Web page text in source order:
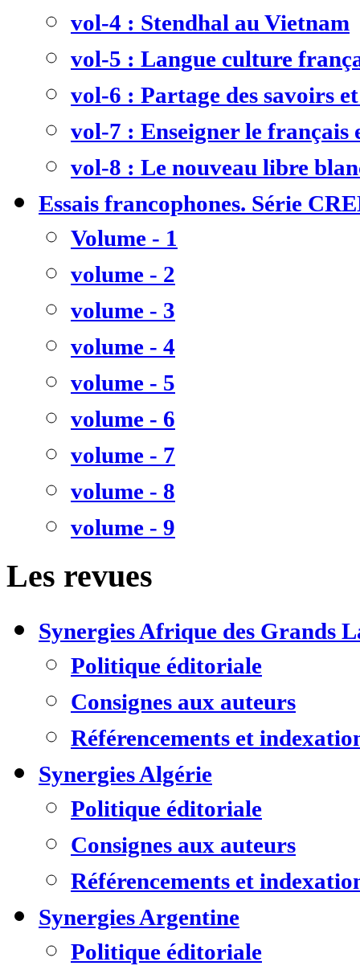
vol-4 : Stendhal au Vietnam
vol-5 : Langue culture
vol-6 : Partage des savoirs
vol-7 : Enseigner le
vol-8 : Le nouveau libre
Essais francophones. Série
Volume - 1
volume - 2
volume - 3
volume - 4
volume - 5
volume - 6
volume - 7
volume - 8
volume - 9
Les revues
Synergies Afrique des Grands
Politique éditoriale
Consignes aux auteurs
Référencements et
Synergies Algérie
Politique éditoriale
Consignes aux auteurs
Référencements et
Synergies Argentine
Politique éditoriale